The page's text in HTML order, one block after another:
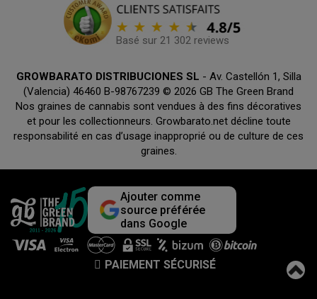
Basé sur 21 302 reviews
GROWBARATO DISTRIBUCIONES SL - Av. Castellón 1, Silla
(Valencia) 46460 B-98767239 © 2026 GB The Green Brand
Nos graines de cannabis sont vendues à des fins décoratives
et pour les collectionneurs. Growbarato.net décline toute
responsabilité en cas d’usage inapproprié ou de culture de ces
graines.
Ajouter comme
source préférée
dans Google
PAIEMENT SÉCURISÉ